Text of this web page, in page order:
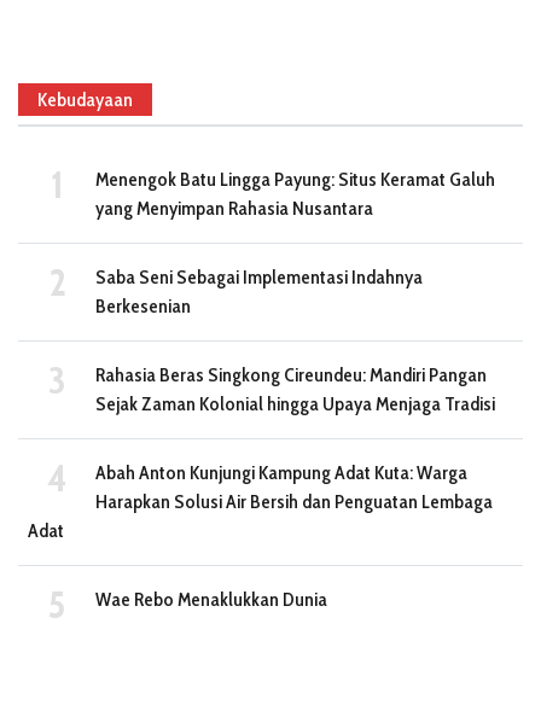
Kebudayaan
Menengok Batu Lingga Payung: Situs Keramat Galuh
yang Menyimpan Rahasia Nusantara
Saba Seni Sebagai Implementasi Indahnya
Berkesenian
Rahasia Beras Singkong Cireundeu: Mandiri Pangan
Sejak Zaman Kolonial hingga Upaya Menjaga Tradisi
Abah Anton Kunjungi Kampung Adat Kuta: Warga
Harapkan Solusi Air Bersih dan Penguatan Lembaga
Adat
Wae Rebo Menaklukkan Dunia